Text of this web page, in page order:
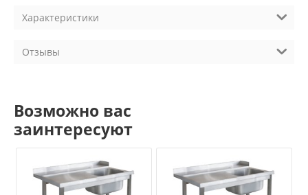
Характеристики
Отзывы
Возможно вас
заинтересуют